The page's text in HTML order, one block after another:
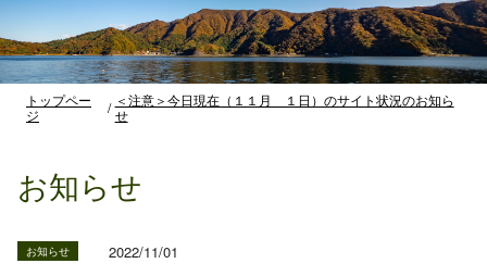
トップペー
ジ
＜注意＞今日現在（１１月 １日）のサイト状況のお知ら
せ
お知らせ
お知らせ 2022/11/01